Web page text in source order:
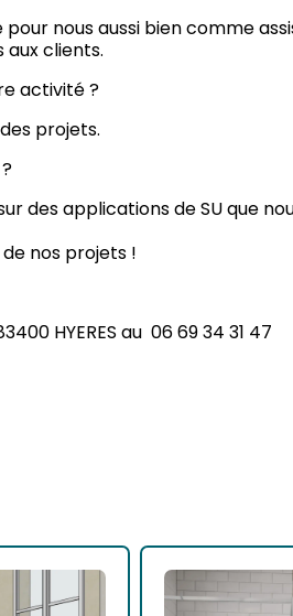
nous aussi bien comme
clients.
activité ?
projets.
des applications de SU que
nos projets !
HYERES au 06 69 34 31 47